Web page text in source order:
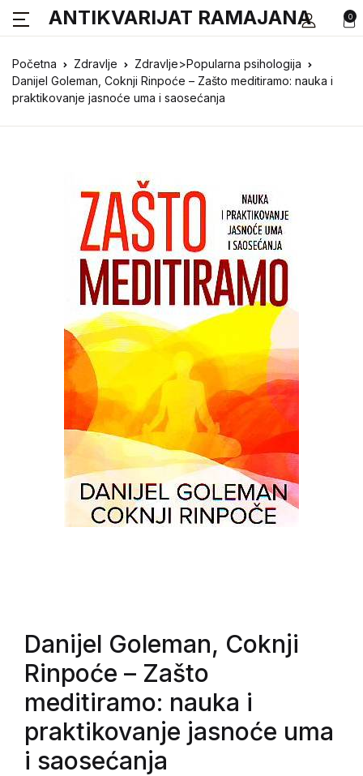
0
ANTIKVARIJAT RAMAJANA
Početna Zdravlje
Zdravlje>Popularna psihologija
Danijel Goleman, Coknji Rinpoće – Zašto meditiramo: nauka i
praktikovanje jasnoće uma i saosećanja
Danijel Goleman, Coknji
Rinpoće – Zašto
meditiramo: nauka i
praktikovanje jasnoće uma
i saosećanja